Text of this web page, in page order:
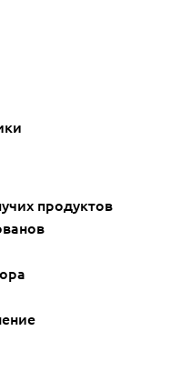
продуктов